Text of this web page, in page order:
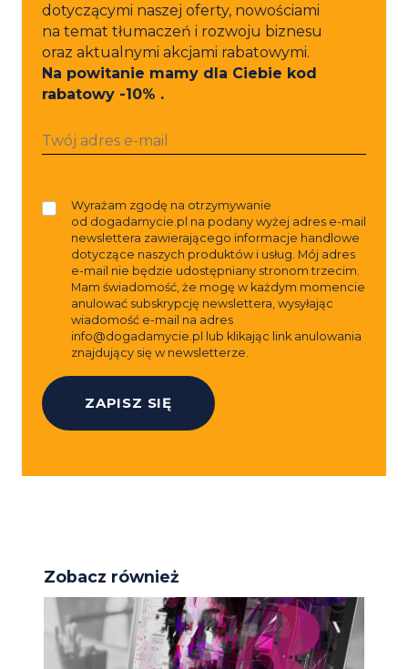
dotyczącymi naszej oferty, nowościami
na temat tłumaczeń i rozwoju biznesu
oraz aktualnymi akcjami rabatowymi.
Na powitanie mamy dla Ciebie kod
rabatowy -10% .
Wyrażam zgodę na otrzymywanie
od dogadamycie.pl na podany wyżej adres e-mail
newslettera zawierającego informacje handlowe
dotyczące naszych produktów i usług. Mój adres
e-mail nie będzie udostępniany stronom trzecim.
Mam świadomość, że mogę w każdym momencie
anulować subskrypcję newslettera, wysyłając
wiadomość e-mail na adres
info@dogadamycie.pl
lub klikając link anulowania
znajdujący się w newsletterze.
Zobacz również